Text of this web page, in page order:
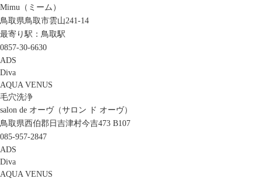
Mimu（ミーム）
鳥取県鳥取市雲山241-14
最寄り駅：鳥取駅
0857-30-6630
ADS
Diva
AQUA VENUS
毛穴洗浄
salon de オーヴ（サロン ド オーヴ）
鳥取県西伯郡日吉津村今吉473 B107
085-957-2847
ADS
Diva
AQUA VENUS